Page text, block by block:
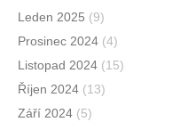
Leden 2025 (9)
Prosinec 2024 (4)
Listopad 2024 (15)
Říjen 2024 (13)
Září 2024 (5)